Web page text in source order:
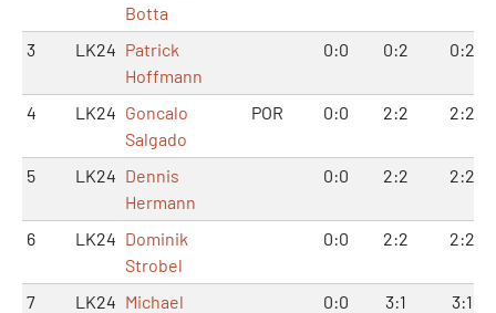
Botta
3 LK24 Patrick
Hoffmann
0:0 0:2 0:2
4 LK24 Goncalo
Salgado
POR 0:0 2:2 2:2
5 LK24 Dennis
Hermann
0:0 2:2 2:2
6 LK24 Dominik
Strobel
0:0 2:2 2:2
7 LK24 Michael
0:0 3:1 3:1